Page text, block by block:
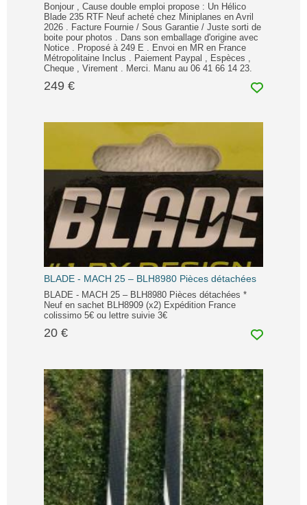
Bonjour , Cause double emploi propose : Un Hélico
Blade 235 RTF Neuf acheté chez Miniplanes en Avril
2026 . Facture Fournie / Sous Garantie / Juste sorti de
boite pour photos . Dans son emballage d'origine avec
Notice . Proposé à 249 E . Envoi en MR en France
Métropolitaine Inclus . Paiement Paypal , Espèces ,
Cheque , Virement . Merci. Manu au 06 41 66 14 23.
249 €
BLADE - MACH 25 – BLH8980 Pièces détachées
BLADE - MACH 25 – BLH8980 Pièces détachées *
Neuf en sachet BLH8909 (x2) Expédition France
colissimo 5€ ou lettre suivie 3€
20 €